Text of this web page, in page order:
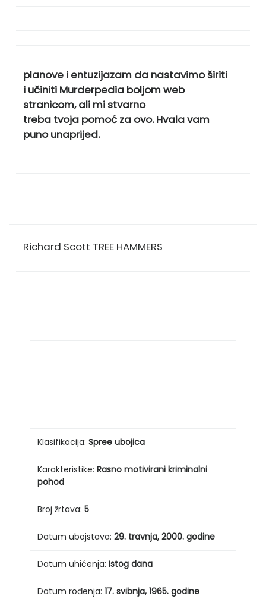
planove i entuzijazam da nastavimo širiti
i učiniti Murderpedia boljom web
stranicom, ali mi stvarno
treba tvoja pomoć za ovo. Hvala vam
puno unaprijed.
Richard Scott TREE HAMMERS
Klasifikacija: Spree ubojica
Karakteristike: Rasno motivirani kriminalni
pohod
Broj žrtava: 5
Datum ubojstava: 29. travnja, 2000. godine
Datum uhićenja: Istog dana
Datum rođenja: 17. svibnja, 1965. godine